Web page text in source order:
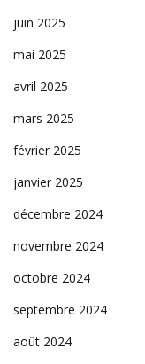
juin 2025
mai 2025
avril 2025
mars 2025
février 2025
janvier 2025
décembre 2024
novembre 2024
octobre 2024
septembre 2024
août 2024